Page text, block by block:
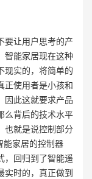
要让用户思考的产
智能家居现在这种
现实的，将简单的
正使用者是小孩和
因此这就要求产品
么背后的技术水平
也就是说控制部分
能家居的控制器
，回归到了智能遥
实时的，真正做到